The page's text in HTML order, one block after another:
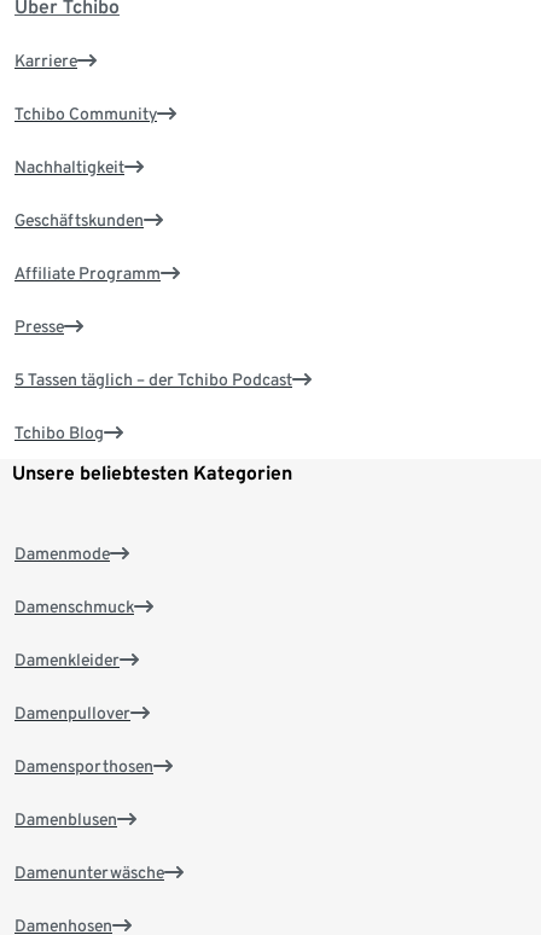
Über Tchibo
Karriere
Tchibo Community
Nachhaltigkeit
Geschäftskunden
Affiliate Programm
Presse
5 Tassen täglich – der Tchibo Podcast
Tchibo Blog
Unsere beliebtesten Kategorien
Damenmode
Damenschmuck
Damenkleider
Damenpullover
Damensporthosen
Damenblusen
Damenunterwäsche
Damenhosen